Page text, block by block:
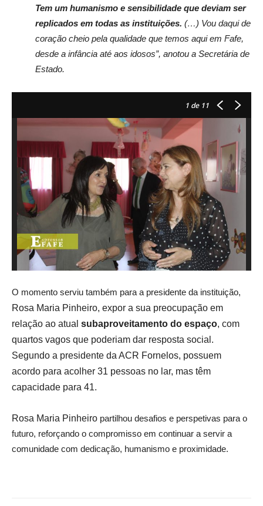
Tem um humanismo e sensibilidade que deviam ser
replicados em todas as instituições. (…) Vou daqui de
coração cheio pela qualidade que temos aqui em Fafe,
desde a infância até aos idosos”, anotou a Secretária de
Estado.
1 de 11
O momento serviu também para a presidente da instituição,
Rosa Maria Pinheiro, expor a sua preocupação em
relação ao atual subaproveitamento do espaço, com
quartos vagos que poderiam dar resposta social.
Segundo a presidente da ACR Fornelos, possuem
acordo para acolher 31 pessoas no lar, mas têm
capacidade para 41.
Rosa Maria Pinheiro partilhou desafios e perspetivas para o
futuro, reforçando o compromisso em continuar a servir a
comunidade com dedicação, humanismo e proximidade.